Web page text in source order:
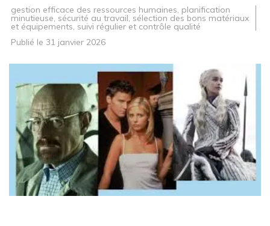
gestion efficace des ressources humaines, planification
minutieuse, sécurité au travail, sélection des bons matériaux
et équipements, suivi régulier et contrôle qualité
Publié le 31 janvier 2026